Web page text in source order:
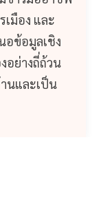
เมือง และ
อข้อมูลเชิง
อย่างถี่ถ้วน
นและเป็น